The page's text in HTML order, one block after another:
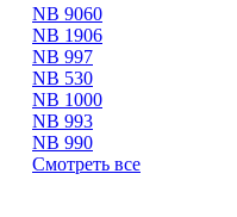
NB 9060
NB 1906
NB 997
NB 530
NB 1000
NB 993
NB 990
Смотреть все